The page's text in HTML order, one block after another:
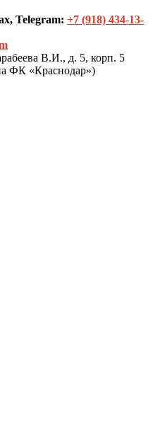
Telegram: +7 (918) 434-13-
В.И., д. 5, корп. 5
ФК «Краснодар»)